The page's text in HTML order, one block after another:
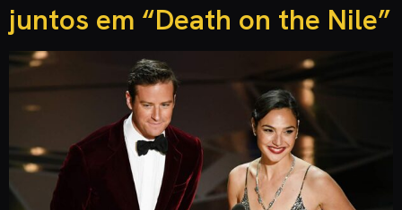
juntos em “Death on the Nile”